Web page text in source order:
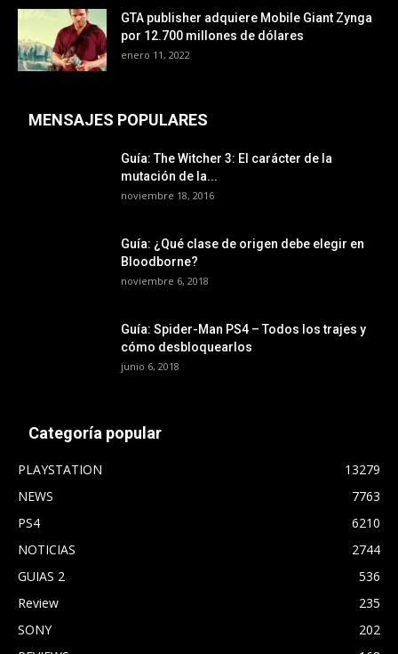
GTA publisher adquiere Mobile Giant Zynga
por 12.700 millones de dólares
enero 11, 2022
MENSAJES POPULARES
Guía: The Witcher 3: El carácter de la
mutación de la...
noviembre 18, 2016
Guía: ¿Qué clase de origen debe elegir en
Bloodborne?
noviembre 6, 2018
Guía: Spider-Man PS4 – Todos los trajes y
cómo desbloquearlos
junio 6, 2018
Categoría popular
PLAYSTATION
13279
NEWS
7763
PS4
6210
NOTICIAS
2744
GUIAS 2
536
Review
235
SONY
202